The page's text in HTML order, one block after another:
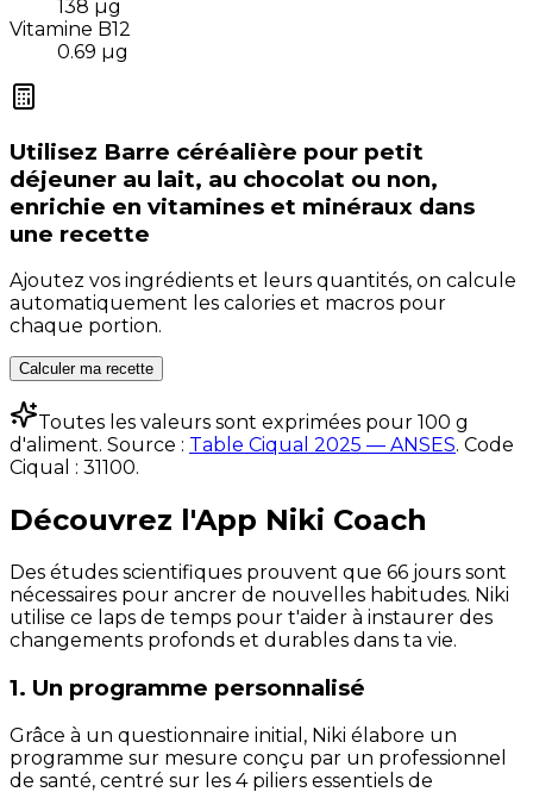
138 µg
Vitamine B12
0.69 µg
Utilisez Barre céréalière pour petit
déjeuner au lait, au chocolat ou non,
enrichie en vitamines et minéraux dans
une recette
Ajoutez vos ingrédients et leurs quantités, on calcule
automatiquement les calories et macros pour
chaque portion.
Calculer ma recette
Toutes les valeurs sont exprimées pour 100 g
d'aliment. Source : Table Ciqual 2025 — ANSES. Code
Ciqual : 31100.
Découvrez l'App Niki Coach
Des études scientifiques prouvent que 66 jours sont
nécessaires pour ancrer de nouvelles habitudes. Niki
utilise ce laps de temps pour t'aider à instaurer des
changements profonds et durables dans ta vie.
1. Un programme personnalisé
Grâce à un questionnaire initial, Niki élabore un
programme sur mesure conçu par un professionnel
de santé, centré sur les 4 piliers essentiels de